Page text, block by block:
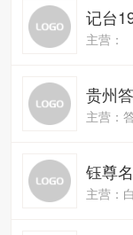
记台
主营：
贵州
主营：
钰尊
主营：